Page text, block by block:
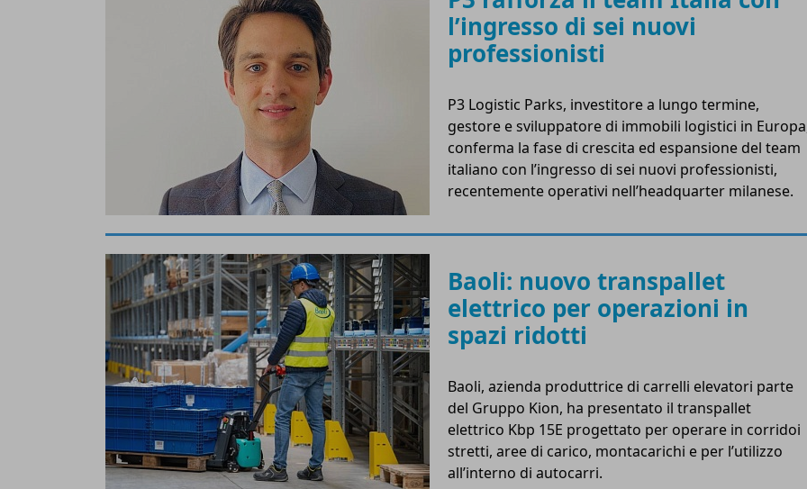
l’ingresso di sei nuovi
professionisti
P3 Logistic Parks, investitore a lungo termine,
gestore e sviluppatore di immobili logistici in
conferma la fase di crescita ed espansione del team
italiano con l’ingresso di sei nuovi professionisti,
recentemente operativi nell’headquarter milanese.
Baoli: nuovo transpallet
elettrico per operazioni in
spazi ridotti
Baoli, azienda produttrice di carrelli elevatori parte
del Gruppo Kion, ha presentato il transpallet
elettrico Kbp 15E progettato per operare in corridoi
stretti, aree di carico, montacarichi e per l’utilizzo
all’interno di autocarri.